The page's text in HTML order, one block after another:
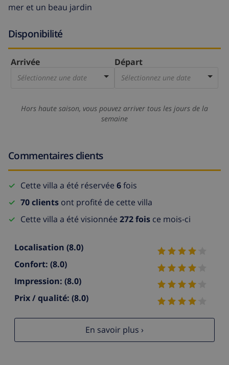
mer et un beau jardin
Disponibilité
Arrivée
Sélectionnez une date
Départ
Sélectionnez une date
Hors haute saison, vous pouvez arriver tous les jours de la
semaine
Commentaires clients
Cette villa a été réservée 6fois
70 clients ont profité de cette villa
Cette villa a été visionnée 272 fois ce mois-ci
Localisation (8.0)
Confort: (8.0)
Impression: (8.0)
Prix / qualité: (8.0)
En savoir plus ›